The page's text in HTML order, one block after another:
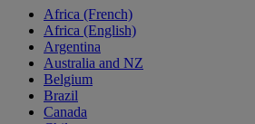
Africa (French)
Africa (English)
Argentina
Australia and NZ
Belgium
Brazil
Canada